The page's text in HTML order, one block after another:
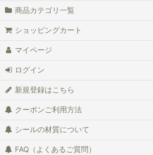
商品カテゴリ一覧
ショッピングカート
マイページ
ログイン
新規登録はこちら
クーポンご利用方法
シールの材質について
FAQ（よくあるご質問）